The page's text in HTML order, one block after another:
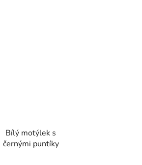
Bílý motýlek s
černými puntíky